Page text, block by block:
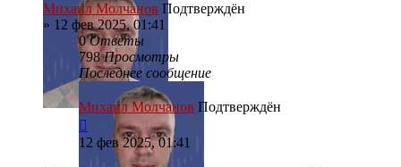
Михаил Молчанов Подтверждён
» 12 фев 2025, 01:41
0Ответы
798Просмотры
Последнее сообщение
Михаил Молчанов Подтверждён
12 фев 2025, 01:41